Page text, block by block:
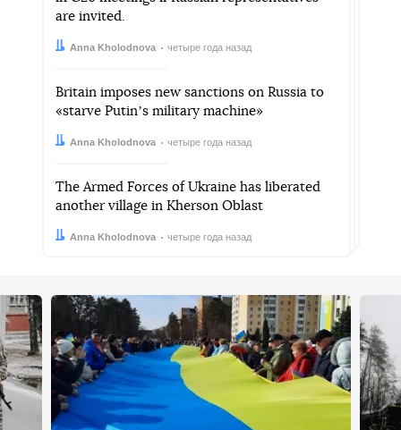
are invited.
Автор:Anna Kholodnova
Дата: четыре года назад
Britain imposes new sanctions on Russia to
«starve Putinʼs military machine»
Автор:Anna Kholodnova
Дата: четыре года назад
The Armed Forces of Ukraine has liberated
another village in Kherson Oblast
Автор:Anna Kholodnova
Дата: четыре года назад